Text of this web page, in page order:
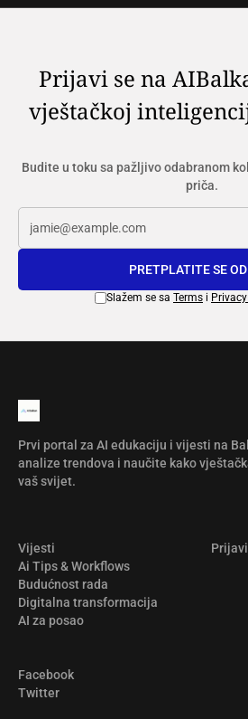
Prijavi se na
vještačkoj
Budite u toku sa pažljivo odabranom
priča.
PRETPLATITE SE
Slažem se sa Terms i
Prvi portal za AI edukaciju i vijesti na
analize trendova i naučite kako
vaš svijet.
Vijesti
Ai Tips & Workflows
Budućnost rada
Digitalna transformacija
AI za posao
Facebook
Twitter